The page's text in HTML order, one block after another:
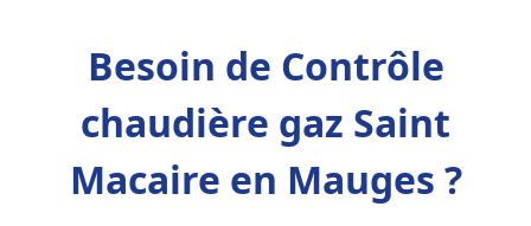
Besoin de Contrôle
chaudière gaz Saint
Macaire en Mauges ?